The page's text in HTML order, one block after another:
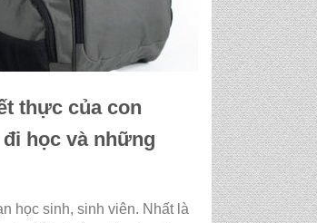
thực của con
học và những
học sinh, sinh viên. Nhất là